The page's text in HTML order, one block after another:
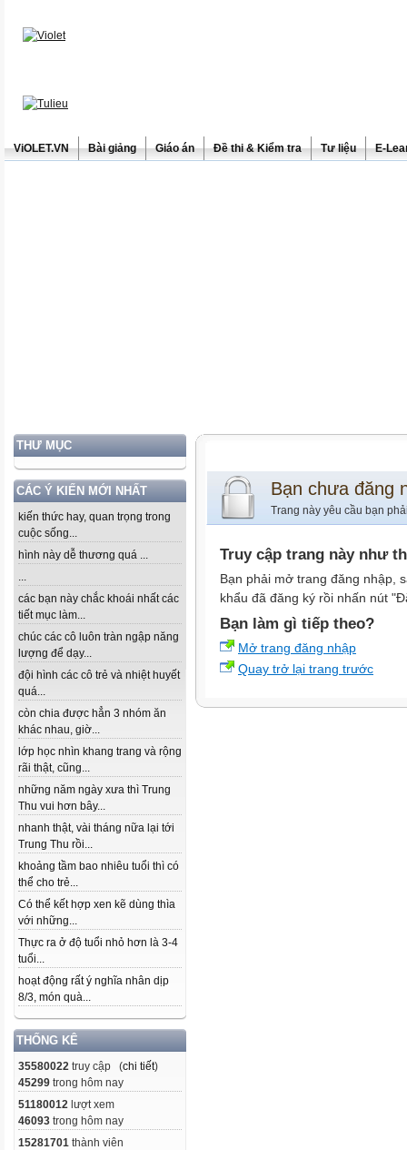
ViOLET.VN Bài giảng Giáo án Đề thi & Kiểm tra Tư liệu E-
THƯ MỤC
CÁC Ý KIẾN MỚI NHẤT
kiến thức hay, quan trọng trong
cuộc sống...
hình này dễ thương quá ...
...
các bạn này chắc khoái nhất các
tiết mục làm...
chúc các cô luôn tràn ngập năng
lượng để dạy...
đội hình các cô trẻ và nhiệt huyết
quá...
còn chia được hẳn 3 nhóm ăn
khác nhau, giờ...
lớp học nhìn khang trang và rộng
rãi thật, cũng...
những năm ngày xưa thì Trung
Thu vui hơn bây...
nhanh thật, vài tháng nữa lại tới
Trung Thu rồi...
khoảng tầm bao nhiêu tuổi thì có
thể cho trẻ...
Có thể kết hợp xen kẽ dùng thìa
với những...
Thực ra ở độ tuổi nhỏ hơn là 3-4
tuổi...
hoạt động rất ý nghĩa nhân dịp
8/3, món quà...
THỐNG KÊ
35580022 truy cập (chi tiết)
45299 trong hôm nay
51180012 lượt xem
46093 trong hôm nay
15281701 thành viên
Bạn chưa đăng
Trang này yêu cầu bạn
Truy cập trang này như
Bạn phải mở trang đăng nhập,
khẩu đã đăng ký rồi nhấn nút
Bạn làm gì tiếp theo?
Mở trang đăng nhập
Quay trở lại trang trước